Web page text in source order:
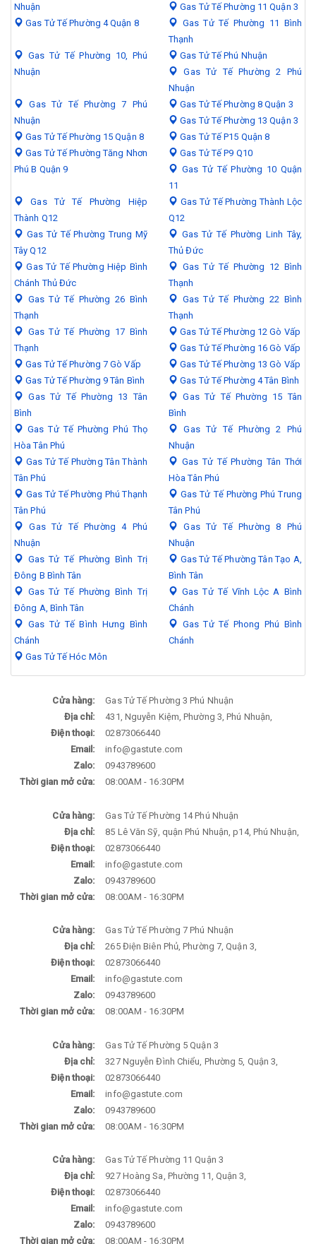
Nhuận
Gas Tử Tế Phường 11 Quận 3
Gas Tử Tế Phường 4 Quận 8
Gas Tử Tế Phường 11 Bình
Thạnh
Gas Tử Tế Phường 10, Phú
Nhuận
Gas Tử Tế Phú Nhuận
Gas Tử Tế Phường 2 Phú
Nhuận
Gas Tử Tế Phường 7 Phú
Nhuận
Gas Tử Tế Phường 8 Quận 3
Gas Tử Tế Phường 13 Quận 3
Gas Tử Tế Phường 15 Quận 8
Gas Tử Tế P15 Quận 8
Gas Tử Tế Phường Tăng Nhơn
Phú B Quận 9
Gas Tử Tế P9 Q10
Gas Tử Tế Phường 10 Quận
11
Gas Tử Tế Phường Hiệp
Thành Q12
Gas Tử Tế Phường Thành Lộc
Q12
Gas Tử Tế Phường Trung Mỹ
Tây Q12
Gas Tử Tế Phường Linh Tây,
Thủ Đức
Gas Tử Tế Phường Hiệp Bình
Chánh Thủ Đức
Gas Tử Tế Phường 12 Bình
Thạnh
Gas Tử Tế Phường 26 Bình
Thạnh
Gas Tử Tế Phường 22 Bình
Thạnh
Gas Tử Tế Phường 17 Bình
Thạnh
Gas Tử Tế Phường 12 Gò Vấp
Gas Tử Tế Phường 16 Gò Vấp
Gas Tử Tế Phường 7 Gò Vấp
Gas Tử Tế Phường 13 Gò Vấp
Gas Tử Tế Phường 9 Tân Bình
Gas Tử Tế Phường 4 Tân Bình
Gas Tử Tế Phường 13 Tân
Bình
Gas Tử Tế Phường 15 Tân
Bình
Gas Tử Tế Phường Phú Thọ
Hòa Tân Phú
Gas Tử Tế Phường 2 Phú
Nhuận
Gas Tử Tế Phường Tân Thành
Tân Phú
Gas Tử Tế Phường Tân Thới
Hòa Tân Phú
Gas Tử Tế Phường Phú Thạnh
Tân Phú
Gas Tử Tế Phường Phú Trung
Tân Phú
Gas Tử Tế Phường 4 Phú
Nhuận
Gas Tử Tế Phường 8 Phú
Nhuận
Gas Tử Tế Phường Bình Trị
Đông B Bình Tân
Gas Tử Tế Phường Tân Tạo A,
Bình Tân
Gas Tử Tế Phường Bình Trị
Đông A, Bình Tân
Gas Tử Tế Vĩnh Lộc A Bình
Chánh
Gas Tử Tế Bình Hưng Bình
Chánh
Gas Tử Tế Phong Phú Bình
Chánh
Gas Tử Tế Hóc Môn
Cửa hàng:
Gas Tử Tế Phường 3 Phú Nhuận
Địa chỉ:
431, Nguyễn Kiệm, Phường 3, Phú Nhuận,
Điện thoại:
02873066440
Email:
info@gastute.com
Zalo:
0943789600
Thời gian mở cửa:
08:00AM - 16:30PM
Cửa hàng:
Gas Tử Tế Phường 14 Phú Nhuận
Địa chỉ:
85 Lê Văn Sỹ, quận Phú Nhuận, p14, Phú Nhuận,
Điện thoại:
02873066440
Email:
info@gastute.com
Zalo:
0943789600
Thời gian mở cửa:
08:00AM - 16:30PM
Cửa hàng:
Gas Tử Tế Phường 7 Phú Nhuận
Địa chỉ:
265 Điện Biên Phủ, Phường 7, Quận 3,
Điện thoại:
02873066440
Email:
info@gastute.com
Zalo:
0943789600
Thời gian mở cửa:
08:00AM - 16:30PM
Cửa hàng:
Gas Tử Tế Phường 5 Quận 3
Địa chỉ:
327 Nguyễn Đình Chiểu, Phường 5, Quận 3,
Điện thoại:
02873066440
Email:
info@gastute.com
Zalo:
0943789600
Thời gian mở cửa:
08:00AM - 16:30PM
Cửa hàng:
Gas Tử Tế Phường 11 Quận 3
Địa chỉ:
927 Hoàng Sa, Phường 11, Quận 3,
Điện thoại:
02873066440
Email:
info@gastute.com
Zalo:
0943789600
Thời gian mở cửa:
08:00AM - 16:30PM